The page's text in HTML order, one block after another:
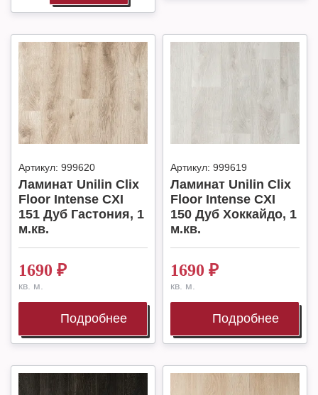
Артикул: 999620
Ламинат Unilin Clix
Floor Intense CXI
151 Дуб Гастония, 1
м.кв.
1690 ₽
кв. м.
Подробнее
Артикул: 999619
Ламинат Unilin Clix
Floor Intense CXI
150 Дуб Хоккайдо, 1
м.кв.
1690 ₽
кв. м.
Подробнее